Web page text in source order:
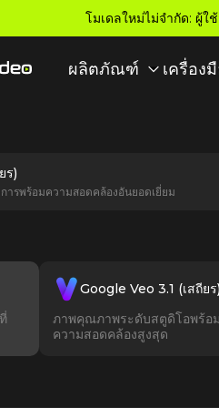
โมเดลใหม่ไม่จำกัด: ผู้
ผลิตภัณฑ์ เครื่อง
ร)
ารพร้อมความสอดคล้องอันยอดเยี่ยม
Google Veo 3.1 (เสถียร)
ภาพคุณภาพระดับสตูดิโอพร้อม
ความสอดคล้องสูงสุด